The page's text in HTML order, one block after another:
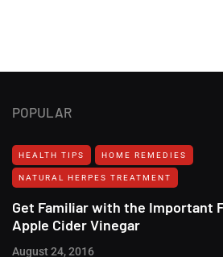
POPULAR
HEALTH TIPS HOME REMEDIES
NATURAL HERPES TREATMENT‎
Get Familiar with the Important
Apple Cider Vinegar
August 24, 2016